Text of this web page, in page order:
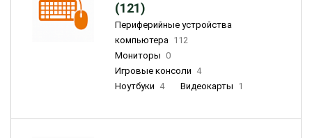
(121)
Периферийные устройства
компьютера 112
Мониторы 0
Игровые консоли 4
Ноутбуки 4 Видеокарты 1